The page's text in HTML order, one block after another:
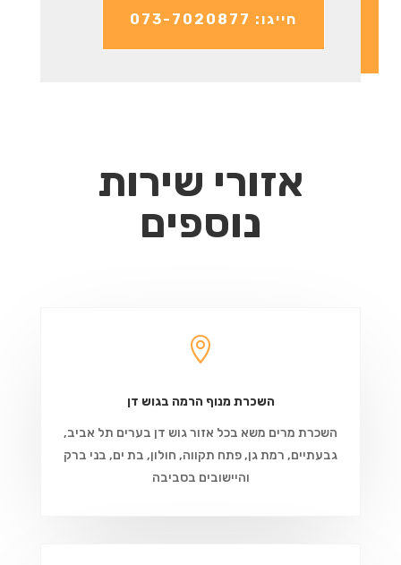
חייגו: 073-7020877
אזורי שירות
נוספים

השכרת מנוף הרמה בגוש דן
השכרת מרים משא בכל אזור גוש דן בערים תל אביב,
גבעתיים, רמת גן, פתח תקווה, חולון, בת ים, בני ברק
והיישובים בסביבה